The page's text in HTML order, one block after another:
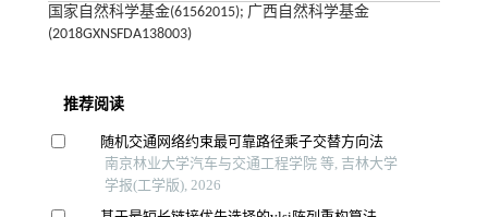
国家自然科学基金(61562015); 广西自然科学基金
(2018GXNSFDA138003)